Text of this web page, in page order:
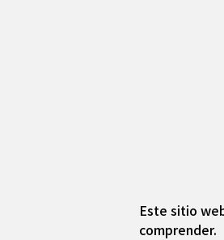
Este sitio
comprender.